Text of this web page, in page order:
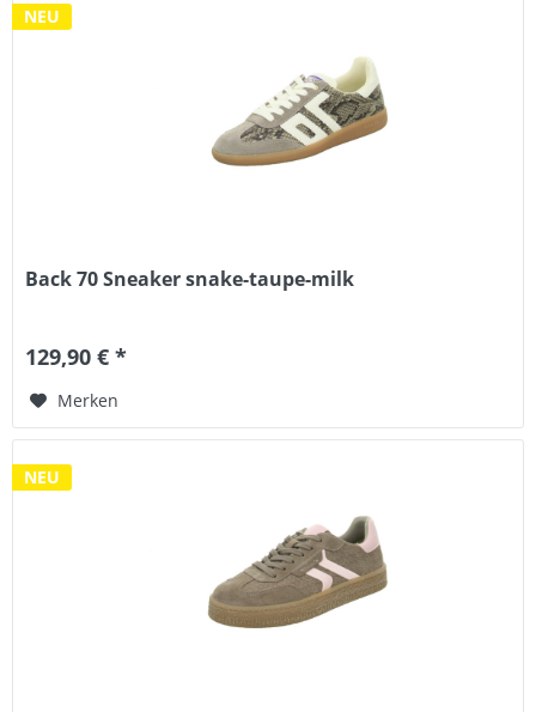
NEU
Back 70 Sneaker snake-taupe-milk
129,90 € *
Merken
NEU